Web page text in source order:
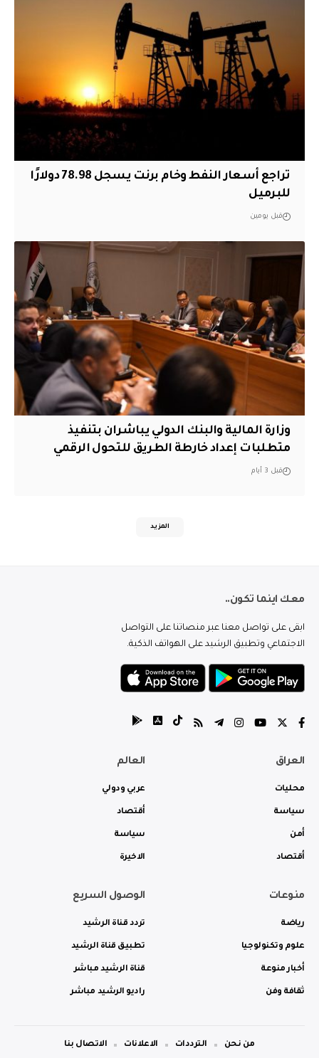
تراجع أسعار النفط وخام برنت يسجل 78.98 دولارًا
للبرميل
قبل يومين
وزارة المالية والبنك الدولي يباشران بتنفيذ
متطلبات إعداد خارطة الطريق للتحول الرقمي
قبل 3 أيام
المزيد
معك اينما تكون..
ابقى على تواصل معنا عبر منصاتنا على التواصل
الاجتماعي وتطبيق الرشيد على الهواتف الذكية.
العراق
محليات
سياسة
أمن
أقتصاد
العالم
عربي ودولي
أقتصاد
سياسة
الاخيرة
منوعات
رياضة
علوم وتكنولوجيا
أخبار منوعة
ثقافة وفن
الوصول السريع
تردد قناة الرشيد
تطبيق قناة الرشيد
قناة الرشيد مباشر
راديو الرشيد مباشر
من نحن الترددات الاعلانات الاتصال بنا